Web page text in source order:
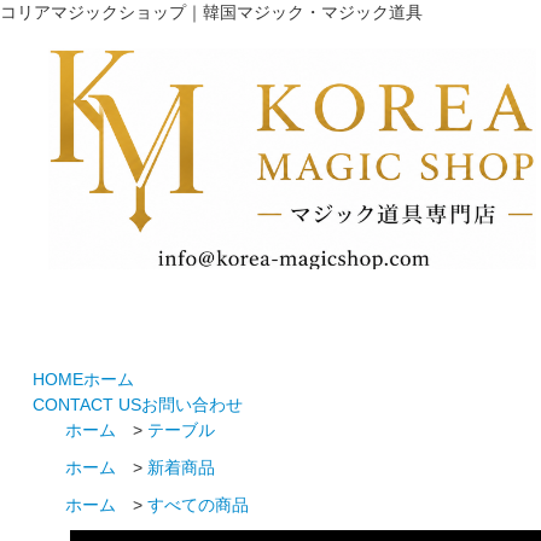
コリアマジックショップ｜韓国マジック・マジック道具
HOMEホーム
CONTACT USお問い合わせ
ホーム
> テーブル
ホーム
> 新着商品
ホーム
>すべての商品